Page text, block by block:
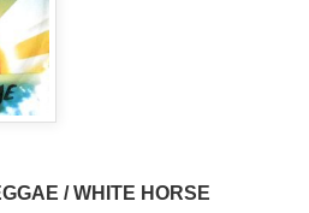
/ WHITE HORSE